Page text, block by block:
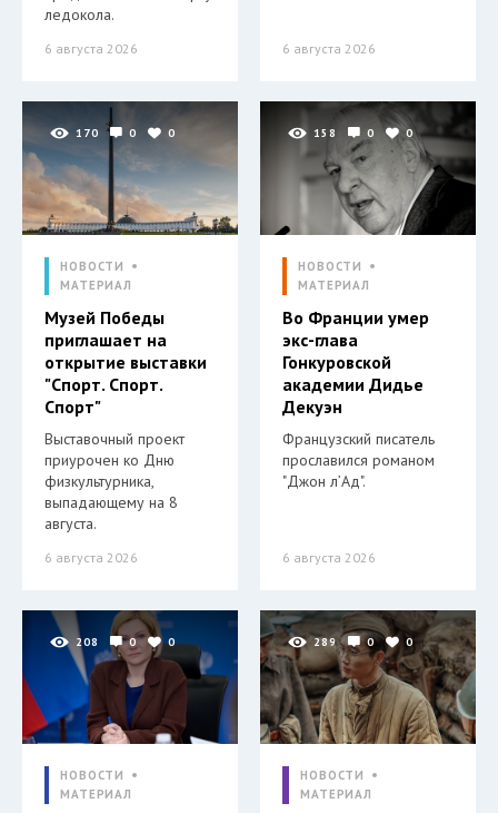
ледокола.
6 августа 2026 6 августа 2026
170 0 0
НОВОСТИ
МАТЕРИАЛ
Музей Победы
приглашает на
открытие выставки
"Спорт. Спорт.
Спорт"
Выставочный проект
приурочен ко Дню
физкультурника,
выпадающему на 8
августа.
6 августа 2026
158 0 0
НОВОСТИ
МАТЕРИАЛ
Во Франции умер
экс-глава
Гонкуровской
академии Дидье
Декуэн
Французский писатель
прославился романом
"Джон л’Ад".
6 августа 2026
208 0 0
НОВОСТИ
МАТЕРИАЛ
289 0 0
НОВОСТИ
МАТЕРИАЛ